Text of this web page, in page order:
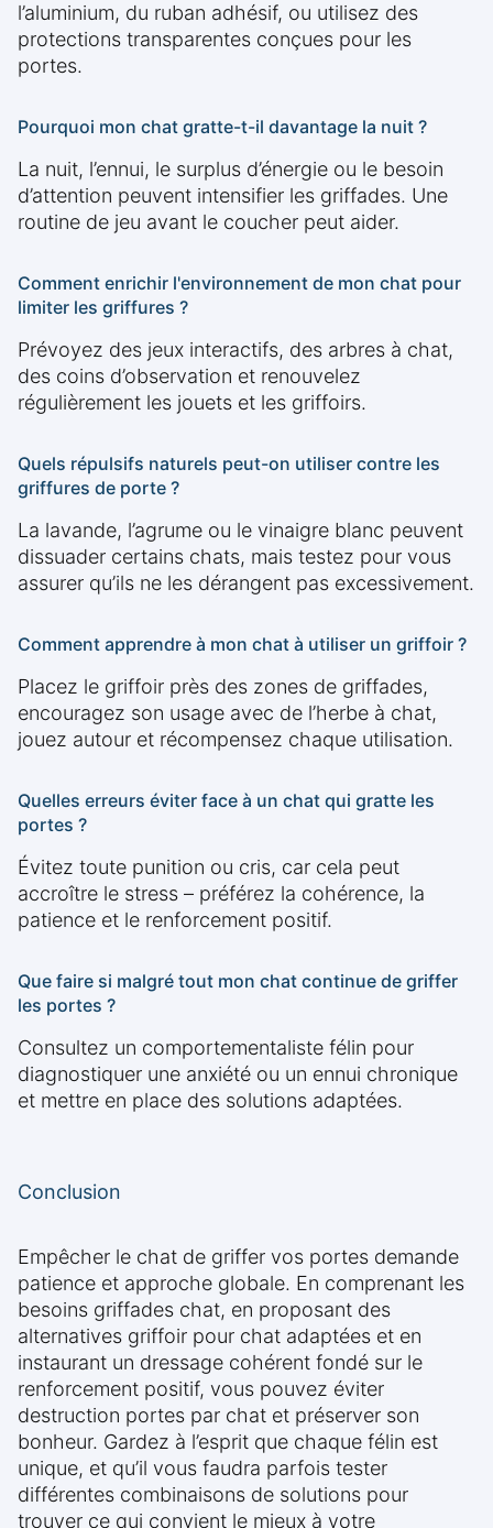
l’aluminium, du ruban adhésif, ou utilisez des
protections transparentes conçues pour les
portes.
Pourquoi mon chat gratte-t-il davantage la nuit ?
La nuit, l’ennui, le surplus d’énergie ou le besoin
d’attention peuvent intensifier les griffades. Une
routine de jeu avant le coucher peut aider.
Comment enrichir l'environnement de mon chat pour
limiter les griffures ?
Prévoyez des jeux interactifs, des arbres à chat,
des coins d’observation et renouvelez
régulièrement les jouets et les griffoirs.
Quels répulsifs naturels peut-on utiliser contre les
griffures de porte ?
La lavande, l’agrume ou le vinaigre blanc peuvent
dissuader certains chats, mais testez pour vous
assurer qu’ils ne les dérangent pas excessivement.
Comment apprendre à mon chat à utiliser un griffoir ?
Placez le griffoir près des zones de griffades,
encouragez son usage avec de l’herbe à chat,
jouez autour et récompensez chaque utilisation.
Quelles erreurs éviter face à un chat qui gratte les
portes ?
Évitez toute punition ou cris, car cela peut
accroître le stress – préférez la cohérence, la
patience et le renforcement positif.
Que faire si malgré tout mon chat continue de griffer
les portes ?
Consultez un comportementaliste félin pour
diagnostiquer une anxiété ou un ennui chronique
et mettre en place des solutions adaptées.
Conclusion
Empêcher le chat de griffer vos portes demande
patience et approche globale. En comprenant les
besoins griffades chat, en proposant des
alternatives griffoir pour chat adaptées et en
instaurant un dressage cohérent fondé sur le
renforcement positif, vous pouvez éviter
destruction portes par chat et préserver son
bonheur. Gardez à l’esprit que chaque félin est
unique, et qu’il vous faudra parfois tester
différentes combinaisons de solutions pour
trouver ce qui convient le mieux à votre